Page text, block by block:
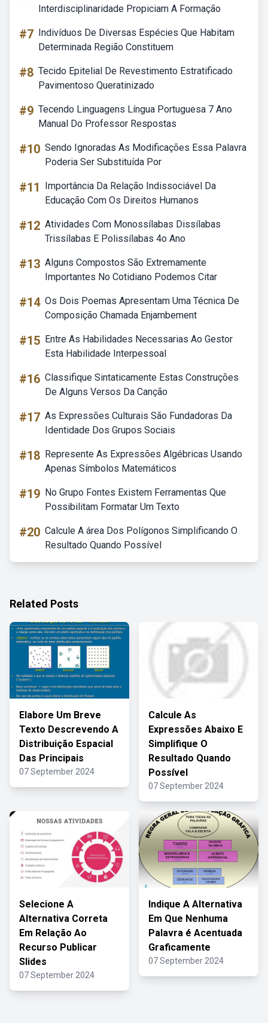
Interdisciplinaridade Propiciam A Formação
#7 Indivíduos De Diversas Espécies Que Habitam
Determinada Região Constituem
#8 Tecido Epitelial De Revestimento Estratificado
Pavimentoso Queratinizado
#9 Tecendo Linguagens Língua Portuguesa 7 Ano
Manual Do Professor Respostas
#10 Sendo Ignoradas As Modificações Essa Palavra
Poderia Ser Substituída Por
#11
Importância Da Relação Indissociável Da
Educação Com Os Direitos Humanos
#12 Atividades Com Monossílabas Dissílabas
Trissílabas E Polissílabas 4o Ano
#13 Alguns Compostos São Extremamente
Importantes No Cotidiano Podemos Citar
#14 Os Dois Poemas Apresentam Uma Técnica De
Composição Chamada Enjambement
#15 Entre As Habilidades Necessarias Ao Gestor
Esta Habilidade Interpessoal
#16 Classifique Sintaticamente Estas Construções
De Alguns Versos Da Canção
#17 As Expressões Culturais São Fundadoras Da
Identidade Dos Grupos Sociais
#18 Represente As Expressões Algébricas Usando
Apenas Símbolos Matemáticos
#19 No Grupo Fontes Existem Ferramentas Que
Possibilitam Formatar Um Texto
#20 Calcule A área Dos Polígonos Simplificando O
Resultado Quando Possível
Related Posts
Elabore Um Breve
Texto Descrevendo A
Distribuição Espacial
Das Principais
07 September 2024
Calcule As
Expressões Abaixo E
Simplifique O
Resultado Quando
Possível
07 September 2024
Selecione A
Alternativa Correta
Em Relação Ao
Recurso Publicar
Slides
07 September 2024
Indique A Alternativa
Em Que Nenhuma
Palavra é Acentuada
Graficamente
07 September 2024